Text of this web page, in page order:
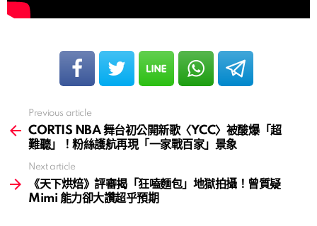
more
Previous article
CORTIS NBA 舞台初公開新歌〈YCC〉被酸爆「超
難聽」！粉絲護航再現「一家戰百家」景象
Next article
《天下烘焙》評審揭「狂嗑麵包」地獄拍攝！曾質疑
Mimi 能力卻大讚超乎預期